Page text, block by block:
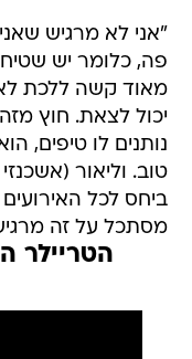
"אני לא מרגיש שאני
פה, כלומר יש
מאוד קשה ללכת
יכול לצאת. חוץ
נותנים לו טיפים,
טוב. וליאור
ביחס לכל
מסתכל על זה מרגיש
הטריילר